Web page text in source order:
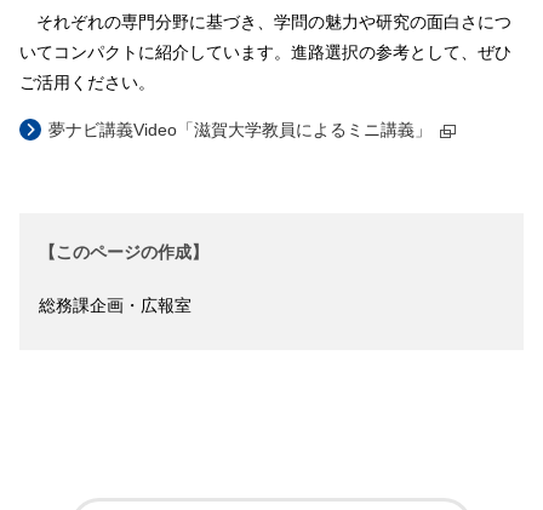
それぞれの専門分野に基づき、学問の魅力や研究の面白さにつ
いてコンパクトに紹介しています。進路選択の参考として、ぜひ
ご活用ください。
夢ナビ講義Video「滋賀大学教員によるミニ講義」
【このページの作成】
総務課企画・広報室